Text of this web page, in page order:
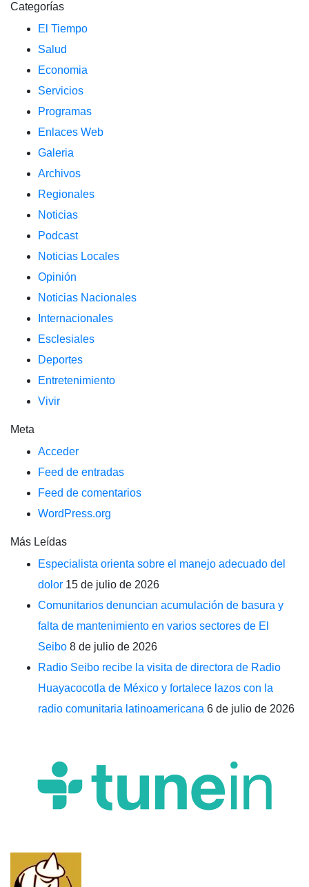
Categorías
El Tiempo
Salud
Economia
Servicios
Programas
Enlaces Web
Galeria
Archivos
Regionales
Noticias
Podcast
Noticias Locales
Opinión
Noticias Nacionales
Internacionales
Esclesiales
Deportes
Entretenimiento
Vivir
Meta
Acceder
Feed de entradas
Feed de comentarios
WordPress.org
Más Leídas
Especialista orienta sobre el manejo adecuado del
dolor 15 de julio de 2026
Comunitarios denuncian acumulación de basura y
falta de mantenimiento en varios sectores de El
Seibo 8 de julio de 2026
Radio Seibo recibe la visita de directora de Radio
Huayacocotla de México y fortalece lazos con la
radio comunitaria latinoamericana 6 de julio de 2026